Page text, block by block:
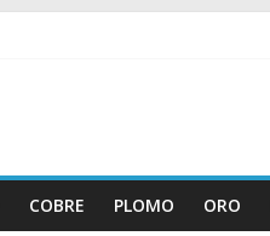
COBRE PLOMO ORO